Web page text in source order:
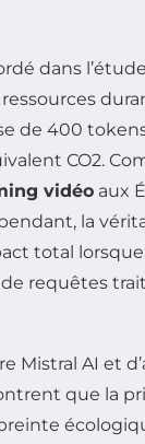
dans
de 400
CO2.
vidéo aux
la
total
requêtes
Mistral AI et
que la